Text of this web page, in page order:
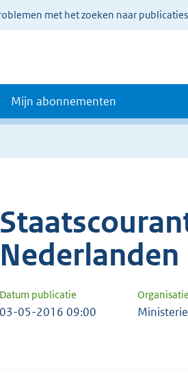
met het zoeken naar
Mijn abonnementen
Nederlanden
Datum publicatie Organisatie
03-05-2016 09:00